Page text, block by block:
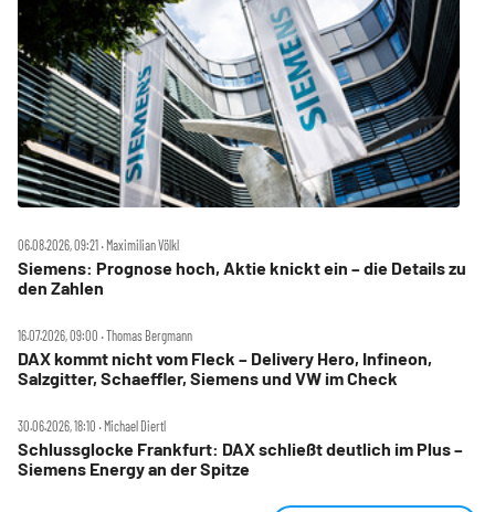
06.08.2026, 09:21 ‧ Maximilian Völkl
Siemens: Prognose hoch, Aktie knickt ein – die Details zu
den Zahlen
16.07.2026, 09:00 ‧ Thomas Bergmann
DAX kommt nicht vom Fleck – Delivery Hero, Infineon,
Salzgitter, Schaeffler, Siemens und VW im Check
30.06.2026, 18:10 ‧ Michael Diertl
Schlussglocke Frankfurt: DAX schließt deutlich im Plus –
Siemens Energy an der Spitze